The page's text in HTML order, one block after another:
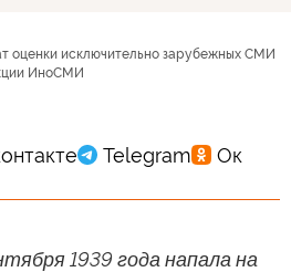
исключительно зарубежных СМИ
ИноСМИ
1939 года напала на